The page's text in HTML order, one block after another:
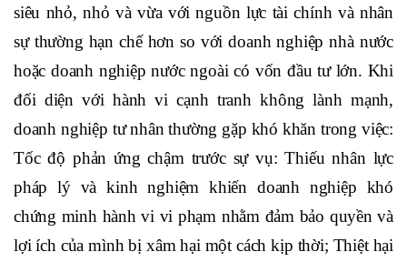
siêu nhỏ, nhỏ và vừa với nguồn lực tài chính và nhân
sự thường hạn chế hơn so với doanh nghiệp nhà nước
hoặc doanh nghiệp nước ngoài có vốn đầu tư lớn. Khi
đối diện với hành vi cạnh tranh không lành mạnh,
doanh nghiệp tư nhân thường gặp khó khăn trong việc:
Tốc độ phản ứng chậm trước sự vụ: Thiếu nhân lực
pháp lý và kinh nghiệm khiến doanh nghiệp khó
chứng minh hành vi vi phạm nhằm đảm bảo quyền và
lợi ích của mình bị xâm hại một cách kịp thời; Thiệt hại